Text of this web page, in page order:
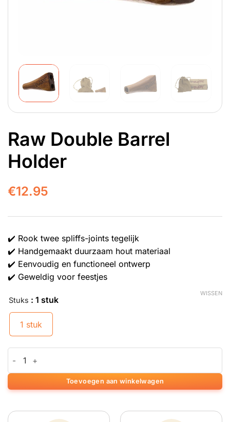
Raw Double Barrel
Holder
€12.95
✔️ Rook twee spliffs-joints tegelijk
✔️ Handgemaakt duurzaam hout materiaal
✔️ Eenvoudig en functioneel ontwerp
✔️ Geweldig voor feestjes
Stuks : 1 stuk
1 stuk
WISSEN
Toevoegen aan winkelwagen